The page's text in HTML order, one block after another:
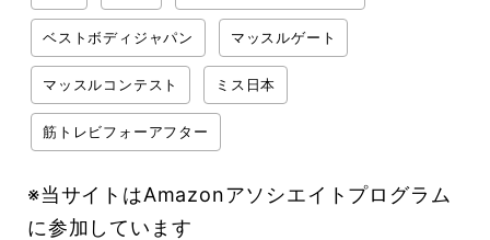
ベストボディジャパン マッスルゲート
マッスルコンテスト ミス日本
筋トレビフォーアフター
※当サイトはAmazonアソシエイトプログラム
に参加しています